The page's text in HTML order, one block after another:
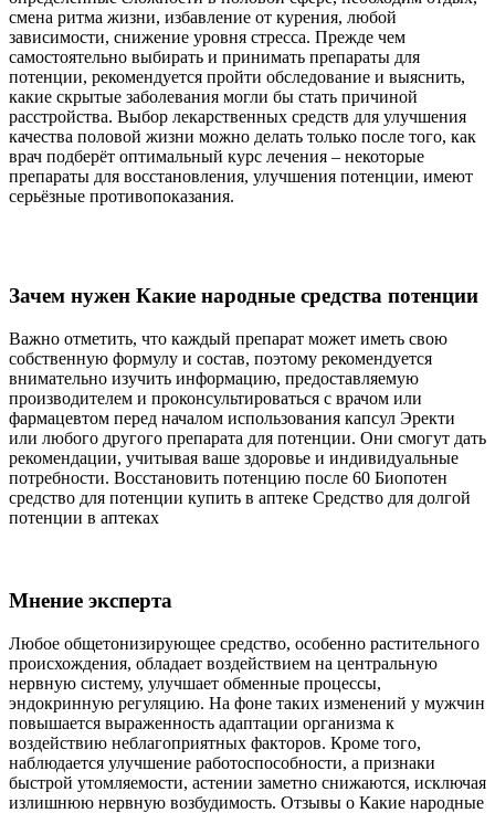
смена ритма жизни, избавление от курения, любой
зависимости, снижение уровня стресса. Прежде чем
самостоятельно выбирать и принимать препараты для
потенции, рекомендуется пройти обследование и выяснить,
какие скрытые заболевания могли бы стать причиной
расстройства. Выбор лекарственных средств для улучшения
качества половой жизни можно делать только после того, как
врач подберёт оптимальный курс лечения – некоторые
препараты для восстановления, улучшения потенции, имеют
серьёзные противопоказания.
Зачем нужен Какие народные средства потенции
Важно отметить, что каждый препарат может иметь свою
собственную формулу и состав, поэтому рекомендуется
внимательно изучить информацию, предоставляемую
производителем и проконсультироваться с врачом или
фармацевтом перед началом использования капсул Эректи
или любого другого препарата для потенции. Они смогут дать
рекомендации, учитывая ваше здоровье и индивидуальные
потребности. Восстановить потенцию после 60 Биопотен
средство для потенции купить в аптеке Средство для долгой
потенции в аптеках
Мнение эксперта
Любое общетонизирующее средство, особенно растительного
происхождения, обладает воздействием на центральную
нервную систему, улучшает обменные процессы,
эндокринную регуляцию. На фоне таких изменений у мужчин
повышается выраженность адаптации организма к
воздействию неблагоприятных факторов. Кроме того,
наблюдается улучшение работоспособности, а признаки
быстрой утомляемости, астении заметно снижаются, исключая
излишнюю нервную возбудимость. Отзывы о Какие народные